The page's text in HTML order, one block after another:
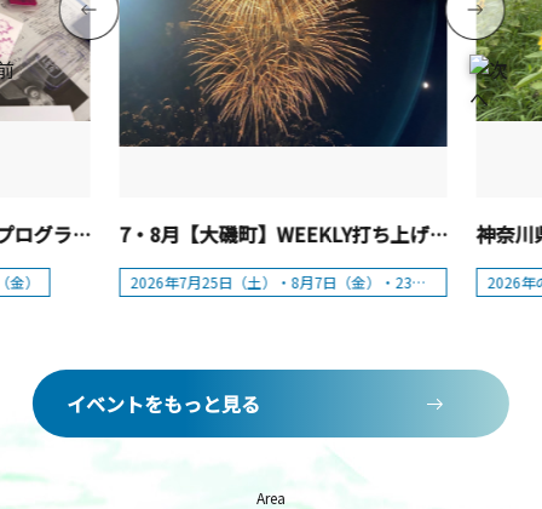
イベントをもっと見る
花菜ガーデン「夏休み体験プログラム」【平塚市】
）
7・8月【大磯町】WEEKLY打ち上げ花火in大磯
2026年7月25日（土）・8月7日（金）・23日（日） 2026年
Area